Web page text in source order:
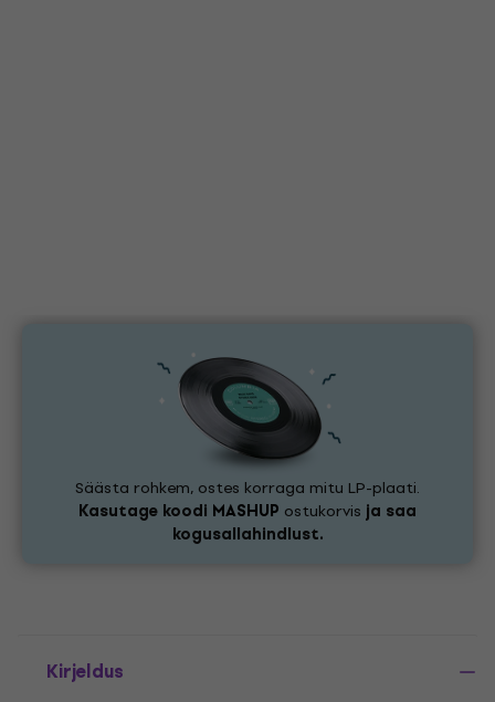
Säästa rohkem, ostes korraga mitu LP-plaati.
Kasutage koodi MASHUP ostukorvis ja saa
kogusallahindlust.
Kirjeldus